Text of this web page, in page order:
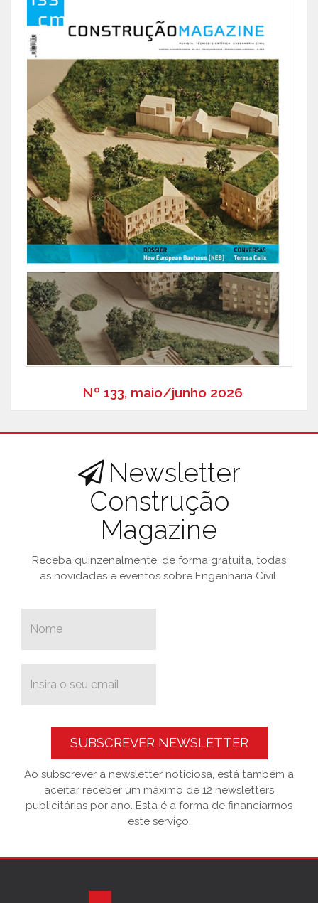
Nº 133, maio/junho 2026
Newsletter
Construção
Magazine
Receba quinzenalmente, de forma gratuita, todas
as novidades e eventos sobre Engenharia Civil.
SUBSCREVER NEWSLETTER
Ao subscrever a newsletter noticiosa, está também a
aceitar receber um máximo de 12 newsletters
publicitárias por ano. Esta é a forma de financiarmos
este serviço.